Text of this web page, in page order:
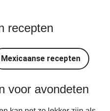
recepten
Mexicaanse recepten
voor avondeten